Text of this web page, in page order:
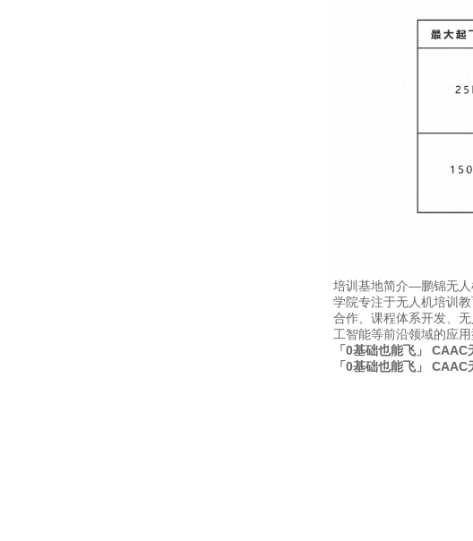
培训基地简介—鹏锦无
学院专注于无人机培训
合作、课程体系开发、
工智能等前沿领域的应
「0基础也能飞」 CAAC
「0基础也能飞」 CAAC